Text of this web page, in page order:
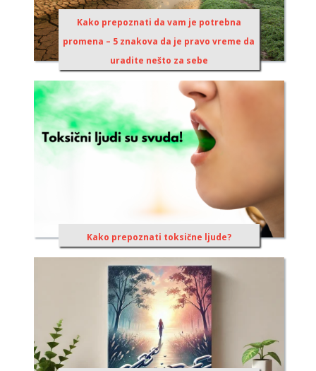
Kako prepoznati da vam je potrebna
promena – 5 znakova da je pravo vreme da
uradite nešto za sebe
Kako prepoznati toksične ljude?